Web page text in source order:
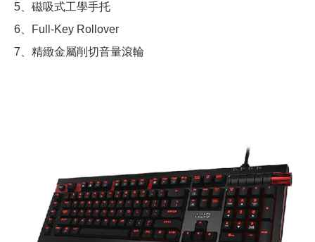
5、磁吸式工學手托
6、Full-Key Rollover
7、精緻金屬削切音量滾輪